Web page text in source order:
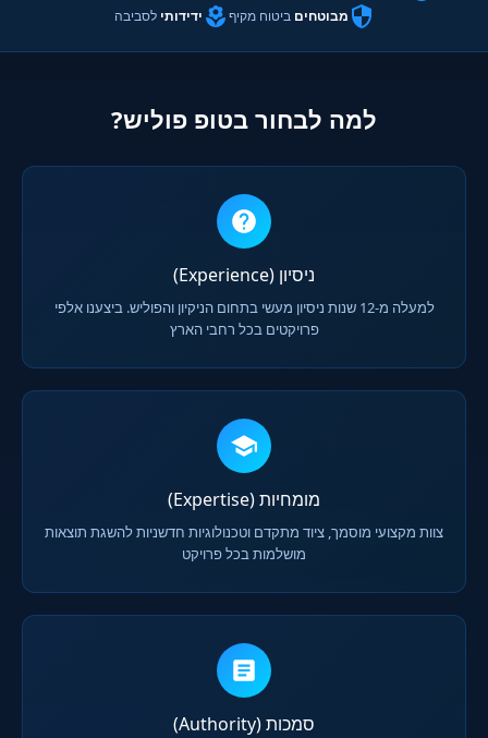
מבוטחים ביטוח מקיף ידידותי לסביבה
למה לבחור בטופ פוליש?
ניסיון (Experience)
למעלה מ-12 שנות ניסיון מעשי בתחום הניקיון והפוליש. ביצענו אלפי
פרויקטים בכל רחבי הארץ
מומחיות (Expertise)
צוות מקצועי מוסמך, ציוד מתקדם וטכנולוגיות חדשניות להשגת תוצאות
מושלמות בכל פרויקט
סמכות (Authority)